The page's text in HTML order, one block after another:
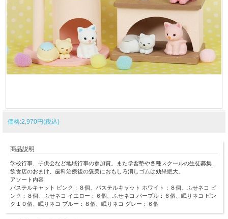
価格:2,970円(税込)
商品説明
学校行事、子供会など地域行事の参加賞。また学習塾や各種スクールの生徒募集、
飲食店のおまけ、歯科治療後の褒美におもしろ消しゴムは効果絶大。
アソート内容
パステルキャット ピンク：８個、パステルキャット ホワイト：８個、ふせネコ ピ
ンク：８個、ふせネコ イエロー：６個、ふせネコ パープル：６個、眠りネコ ピン
ク１０個、眠りネコ ブルー：８個、眠りネコ グレー：６個